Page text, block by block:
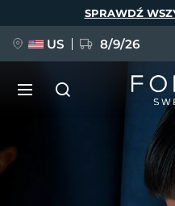
SPRAWDŹ
US 8/9/26